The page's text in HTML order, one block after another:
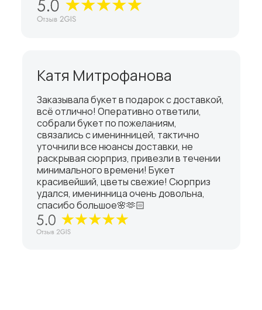
Катя Митрофанова
Заказывала букет в подарок с доставкой,
всё отлично! Оперативно ответили,
собрали букет по пожеланиям,
связались с именинницей, тактично
уточнили все нюансы доставки, не
раскрывая сюрприз, привезли в течении
минимального времени! Букет
красивейший, цветы свежие! Сюрприз
удался, именинница очень довольна,
спасибо большое🌸🫶🏻